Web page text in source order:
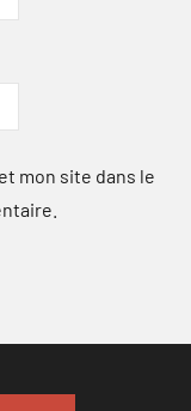
mon site dans le